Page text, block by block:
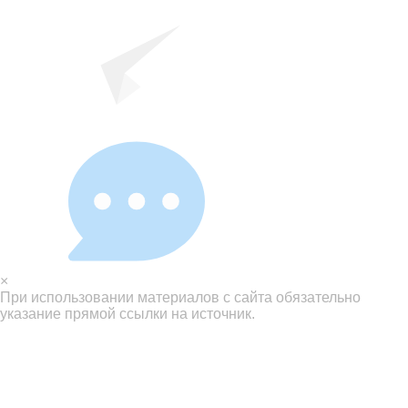
×
При использовании материалов с сайта обязательно
указание прямой ссылки на источник.